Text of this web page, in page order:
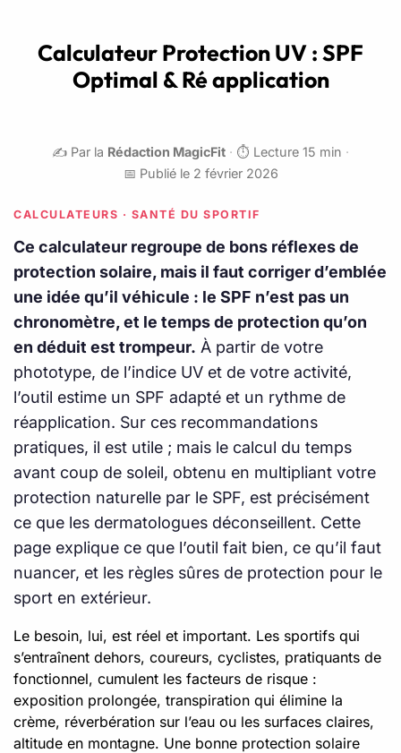
Calculateur Protection UV : SPF
Optimal & Ré application
✍️ Par la Rédaction MagicFit · ⏱️ Lecture 15 min ·
📅 Publié le 2 février 2026
CALCULATEURS · SANTÉ DU SPORTIF
Ce calculateur regroupe de bons réflexes de
protection solaire, mais il faut corriger d’emblée
une idée qu’il véhicule : le SPF n’est pas un
chronomètre, et le temps de protection qu’on
en déduit est trompeur. À partir de votre
phototype, de l’indice UV et de votre activité,
l’outil estime un SPF adapté et un rythme de
réapplication. Sur ces recommandations
pratiques, il est utile ; mais le calcul du temps
avant coup de soleil, obtenu en multipliant votre
protection naturelle par le SPF, est précisément
ce que les dermatologues déconseillent. Cette
page explique ce que l’outil fait bien, ce qu’il faut
nuancer, et les règles sûres de protection pour le
sport en extérieur.
Le besoin, lui, est réel et important. Les sportifs qui
s’entraînent dehors, coureurs, cyclistes, pratiquants de
fonctionnel, cumulent les facteurs de risque :
exposition prolongée, transpiration qui élimine la
crème, réverbération sur l’eau ou les surfaces claires,
altitude en montagne. Une bonne protection solaire